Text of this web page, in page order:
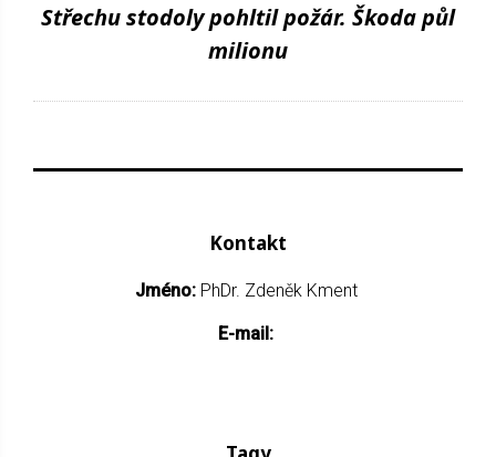
Střechu stodoly pohltil požár. Škoda půl
milionu
Kontakt
Jméno: PhDr. Zdeněk Kment
E-mail: